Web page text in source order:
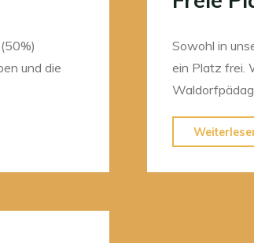
und die
Sowohl in
ein Platz frei.